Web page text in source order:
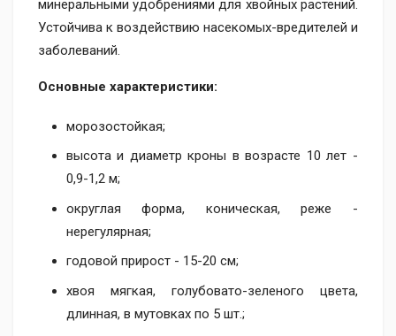
минеральными удобрениями для хвойных растений.
Устойчива к воздействию насекомых-вредителей и
заболеваний.
Основные характеристики:
морозостойкая;
высота и диаметр кроны в возрасте 10 лет -
0,9-1,2 м;
округлая форма, коническая, реже -
нерегулярная;
годовой прирост - 15-20 см;
хвоя мягкая, голубовато-зеленого цвета,
длинная, в мутовках по 5 шт.;